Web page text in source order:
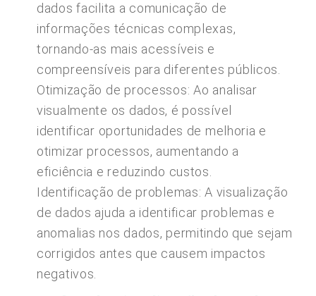
dados facilita a comunicação de
informações técnicas complexas,
tornando-as mais acessíveis e
compreensíveis para diferentes públicos.
Otimização de processos: Ao analisar
visualmente os dados, é possível
identificar oportunidades de melhoria e
otimizar processos, aumentando a
eficiência e reduzindo custos.
Identificação de problemas: A visualização
de dados ajuda a identificar problemas e
anomalias nos dados, permitindo que sejam
corrigidos antes que causem impactos
negativos.